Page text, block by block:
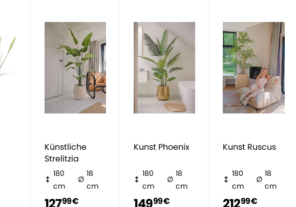
Künstliche
Strelitzia
180
cm
18
cm
99 €
Kunst Phoenix
180
cm
18
cm
99 €
Kunst Ruscus
180
cm
18
cm
99 €